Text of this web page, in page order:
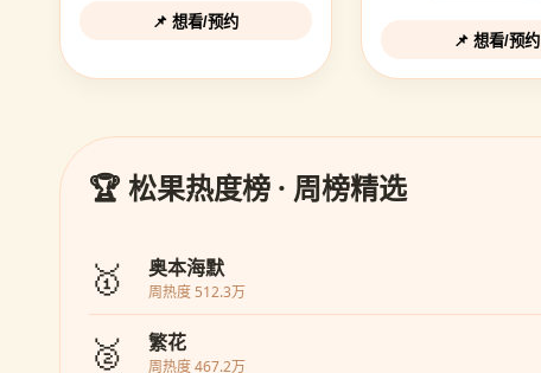
📌 想看/预约
📌 想看/预约
🏆 松果热度榜 · 周榜精选
🥇 奥本海默
周热度 512.3万
🥈 繁花
周热度 467.2万